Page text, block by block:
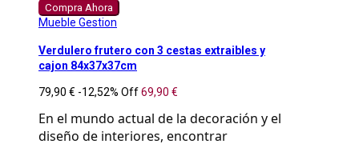
Compra Ahora
Mueble Gestion
Verdulero frutero con 3 cestas extraibles y
cajon 84x37x37cm
79,90 € -12,52% Off69,90 €
En el mundo actual de la decoración y el